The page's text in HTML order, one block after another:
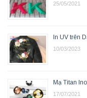
25/05/2021
In UV trên
10/03/2023
Mạ Titan
17/07/2021